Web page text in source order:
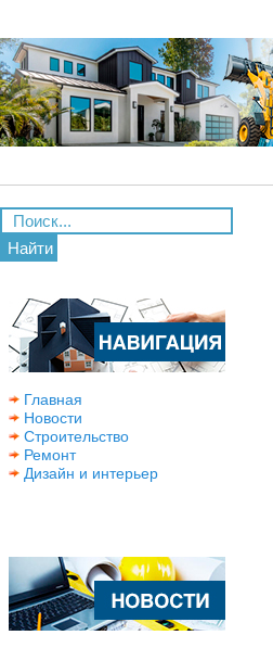
Найти
Главная
Новости
Строительство
Ремонт
Дизайн и интерьер